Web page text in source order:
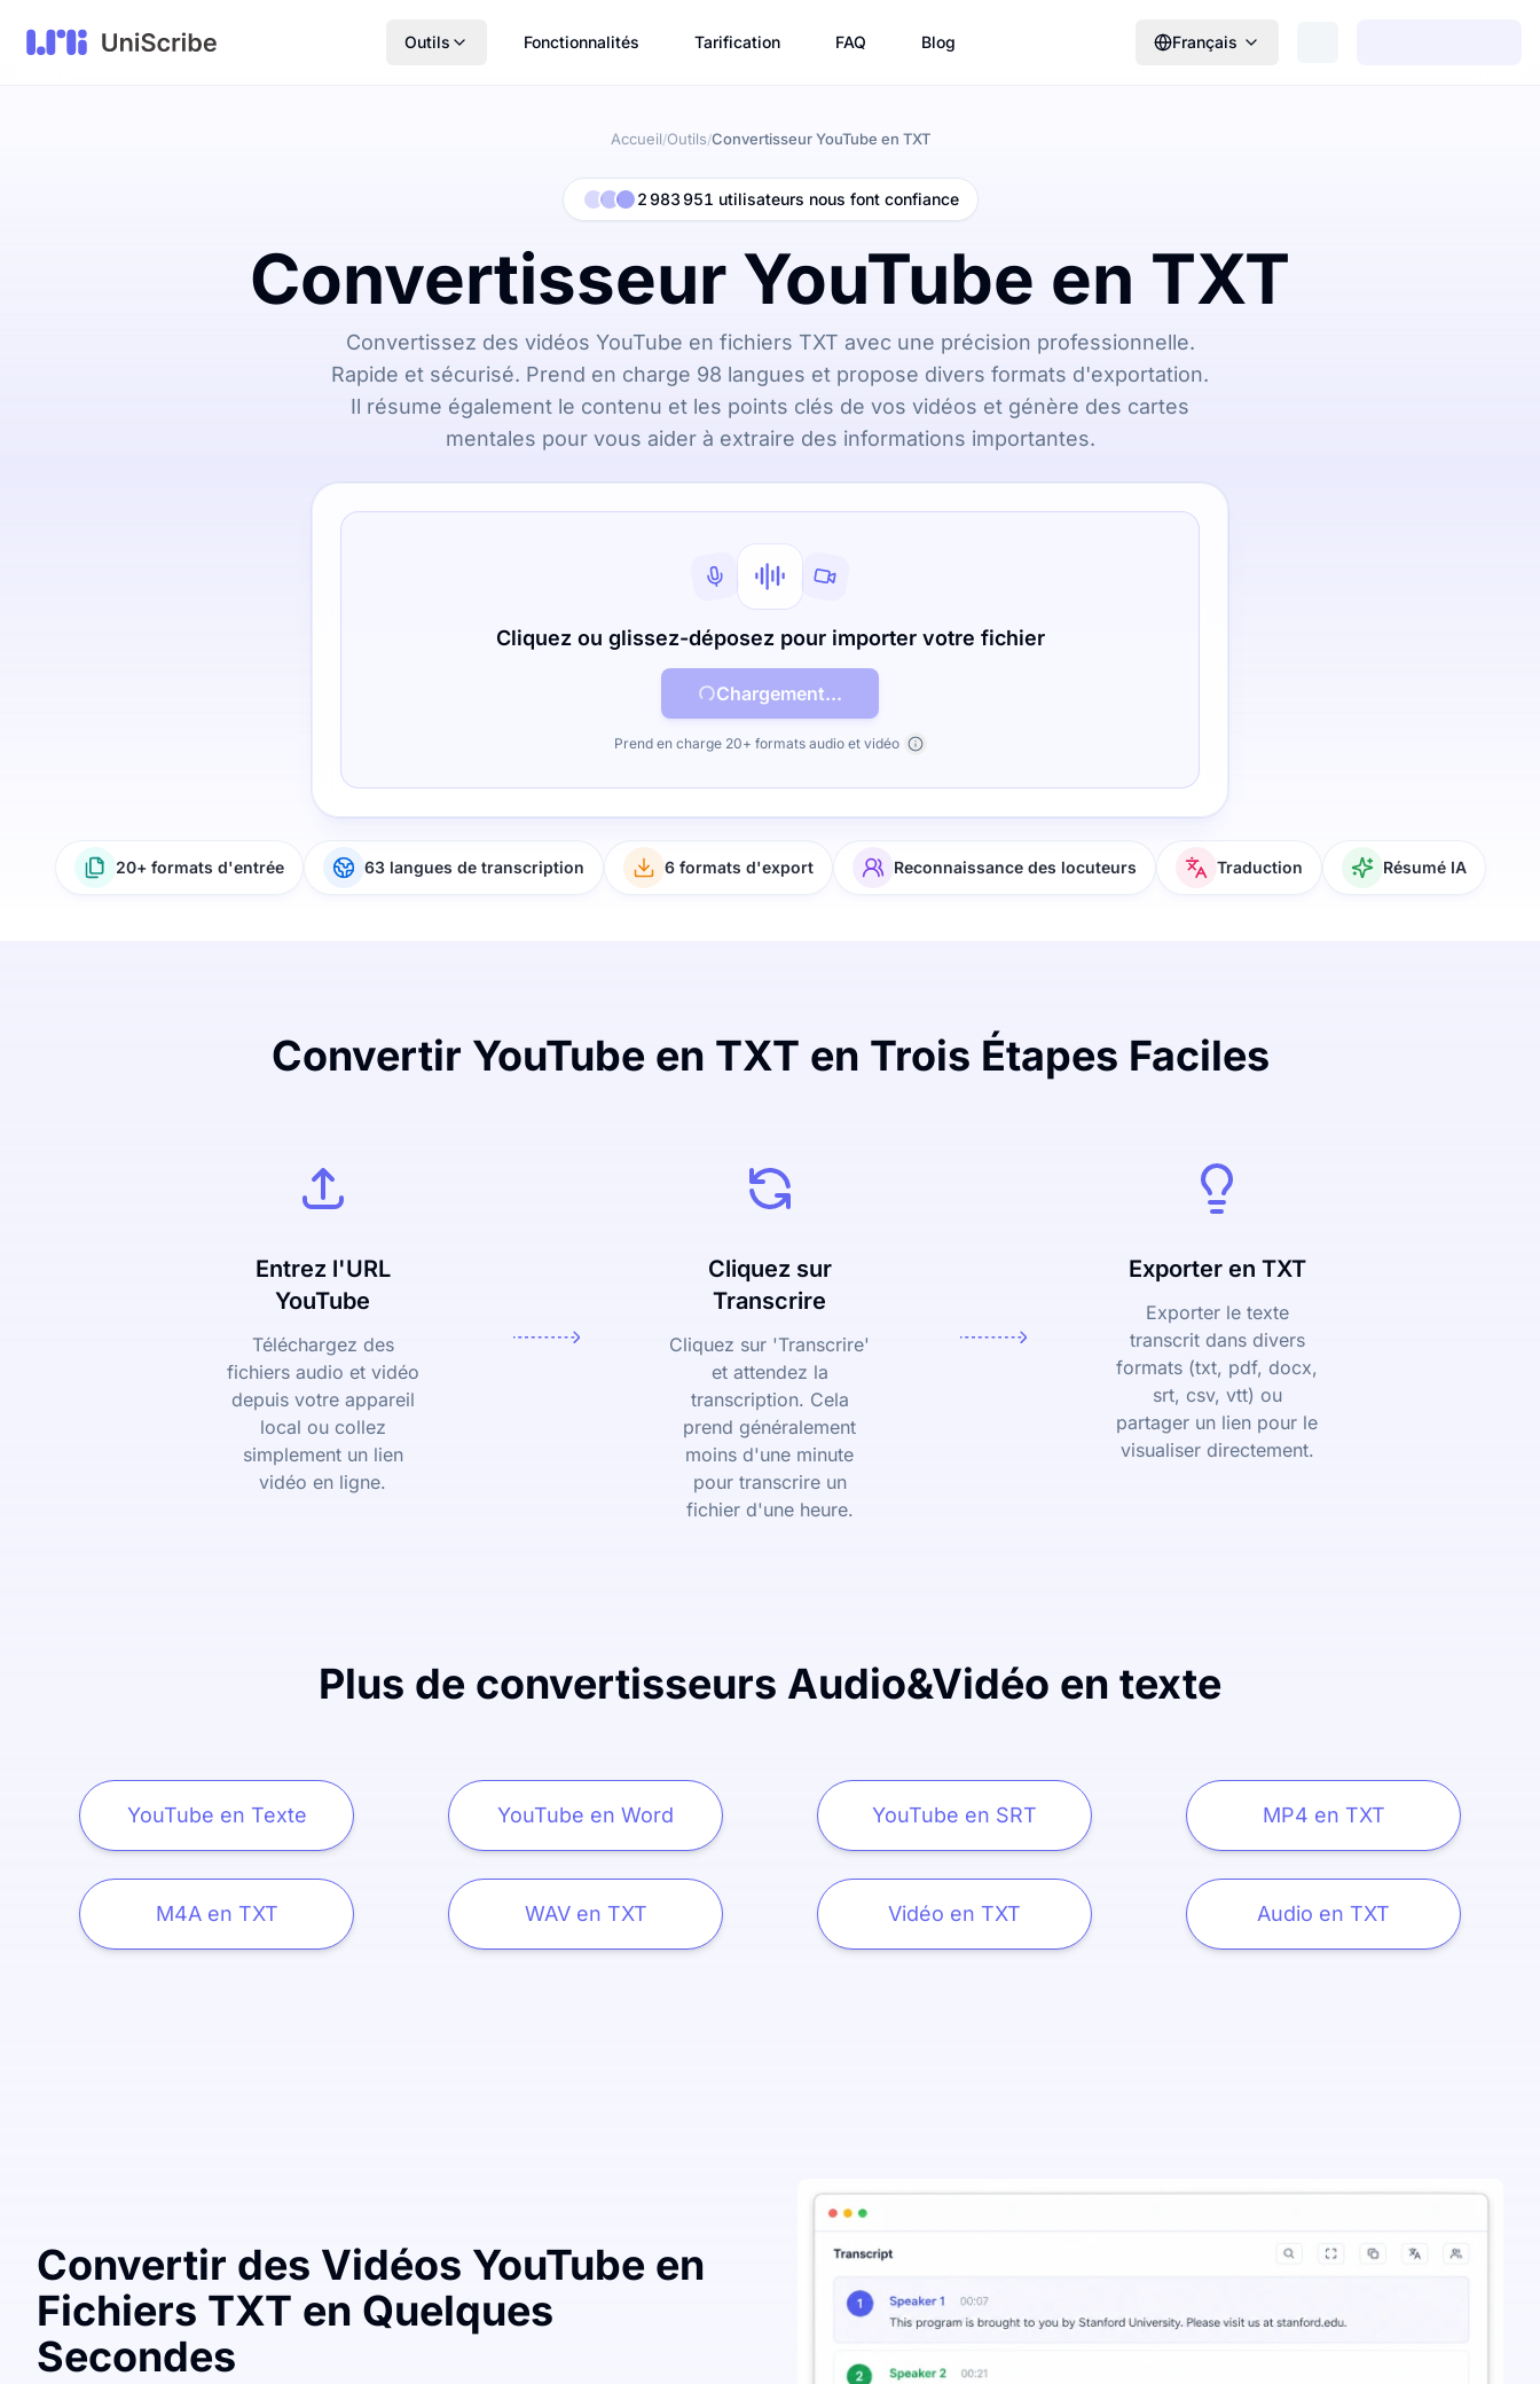
Outils Fonctionnalités Tarification FAQ Blog Français
Accueil/Outils/Convertisseur YouTube en TXT
2 983 951 utilisateurs nous font confiance
Convertisseur YouTube en TXT
Convertissez des vidéos YouTube en fichiers TXT avec une précision professionnelle.
Rapide et sécurisé. Prend en charge 98 langues et propose divers formats d'exportation.
Il résume également le contenu et les points clés de vos vidéos et génère des cartes
mentales pour vous aider à extraire des informations importantes.
Cliquez ou glissez-déposez pour importer votre fichier
Chargement...
Prend en charge 20+ formats audio et vidéo
20+ formats d'entrée 63 langues de transcription 6 formats d'export Reconnaissance des locuteurs Traduction Résumé IA
Convertir YouTube en TXT en Trois Étapes Faciles
Entrez l'URL
YouTube
Téléchargez des
fichiers audio et vidéo
depuis votre appareil
local ou collez
simplement un lien
vidéo en ligne.
Cliquez sur
Transcrire
Cliquez sur 'Transcrire'
et attendez la
transcription. Cela
prend généralement
moins d'une minute
pour transcrire un
fichier d'une heure.
Exporter en TXT
Exporter le texte
transcrit dans divers
formats (txt, pdf, docx,
srt, csv, vtt) ou
partager un lien pour le
visualiser directement.
Plus de convertisseurs Audio&Vidéo en texte
YouTube en Texte YouTube en Word YouTube en SRT MP4 en TXT
M4A en TXT WAV en TXT Vidéo en TXT Audio en TXT
Convertir des Vidéos YouTube en
Fichiers TXT en Quelques
Secondes